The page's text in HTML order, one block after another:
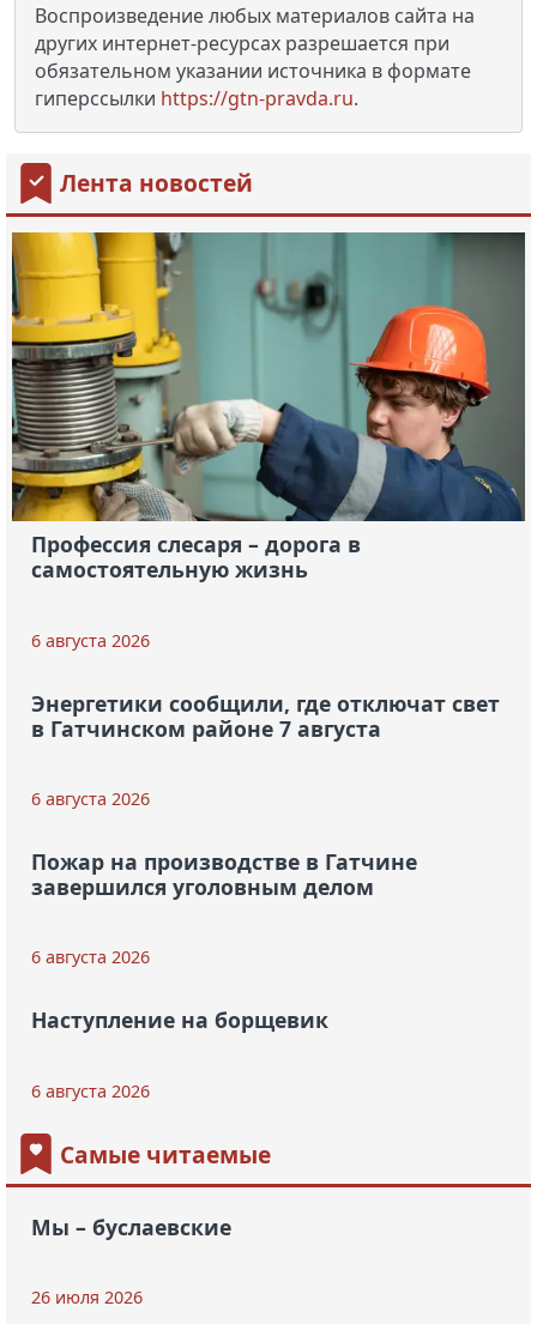
Воспроизведение любых материалов сайта на
других интернет-ресурсах разрешается при
обязательном указании источника в формате
гиперссылки https://gtn-pravda.ru.
Лента новостей
Профессия слесаря – дорога в
самостоятельную жизнь
6 августа 2026
Энергетики сообщили, где отключат свет
в Гатчинском районе 7 августа
6 августа 2026
Пожар на производстве в Гатчине
завершился уголовным делом
6 августа 2026
Наступление на борщевик
6 августа 2026
Самые читаемые
Мы – буслаевские
26 июля 2026